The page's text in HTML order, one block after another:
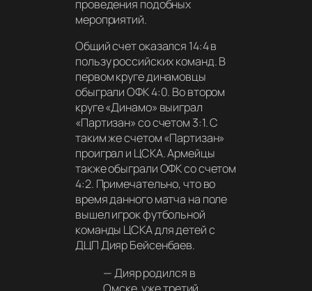
проведения подобных
мероприятий.
Общий счет оказался 14:4 в
пользу российских команд. В
первом круге динамовцы
обыграли ОФК 4:0. Во втором
круге «Динамо» выиграл
«Партизан» со счетом 3:1. С
таким же счетом «Партизан»
проиграл и ЦСКА. Армейцы
также обыграли ОФК со счетом
4:2. Примечательно, что во
время данного матча на поле
вышел игрок футбольной
команды ЦСКА для детей с
ДЦП Дияр Бейсенбаев.
—Дияр родился в